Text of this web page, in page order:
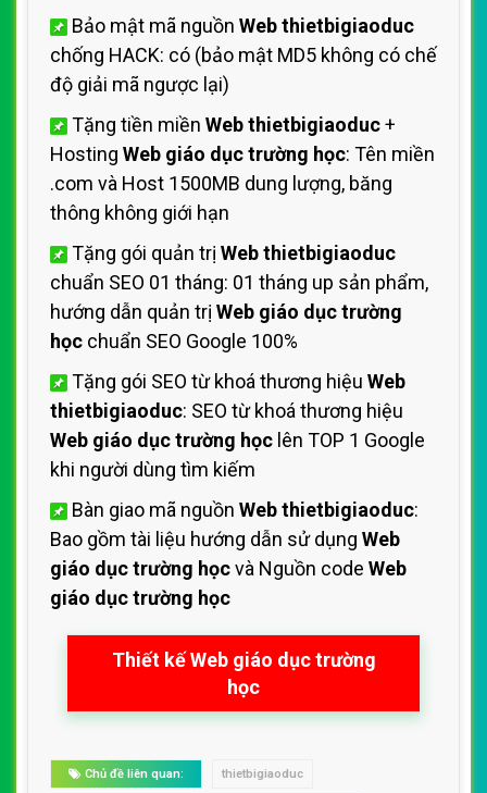
Bảo mật mã nguồn Web thietbigiaoduc
chống HACK: có (bảo mật MD5 không có chế
độ giải mã ngược lại)
Tặng tiền miền Web thietbigiaoduc+
Hosting Web giáo dục trường học: Tên miền
.com và Host 1500MB dung lượng, băng
thông không giới hạn
Tặng gói quản trị Web thietbigiaoduc
chuẩn SEO 01 tháng: 01 tháng up sản phẩm,
hướng dẫn quản trị Web giáo dục trường
học chuẩn SEO Google 100%
Tặng gói SEO từ khoá thương hiệu Web
thietbigiaoduc: SEO từ khoá thương hiệu
Web giáo dục trường học lên TOP 1 Google
khi người dùng tìm kiếm
Bàn giao mã nguồn Web thietbigiaoduc:
Bao gồm tài liệu hướng dẫn sử dụng Web
giáo dục trường họcvà Nguồn code Web
giáo dục trường học
Thiết kế Web giáo dục trường
học
Chủ đề liên quan: thietbigiaoduc